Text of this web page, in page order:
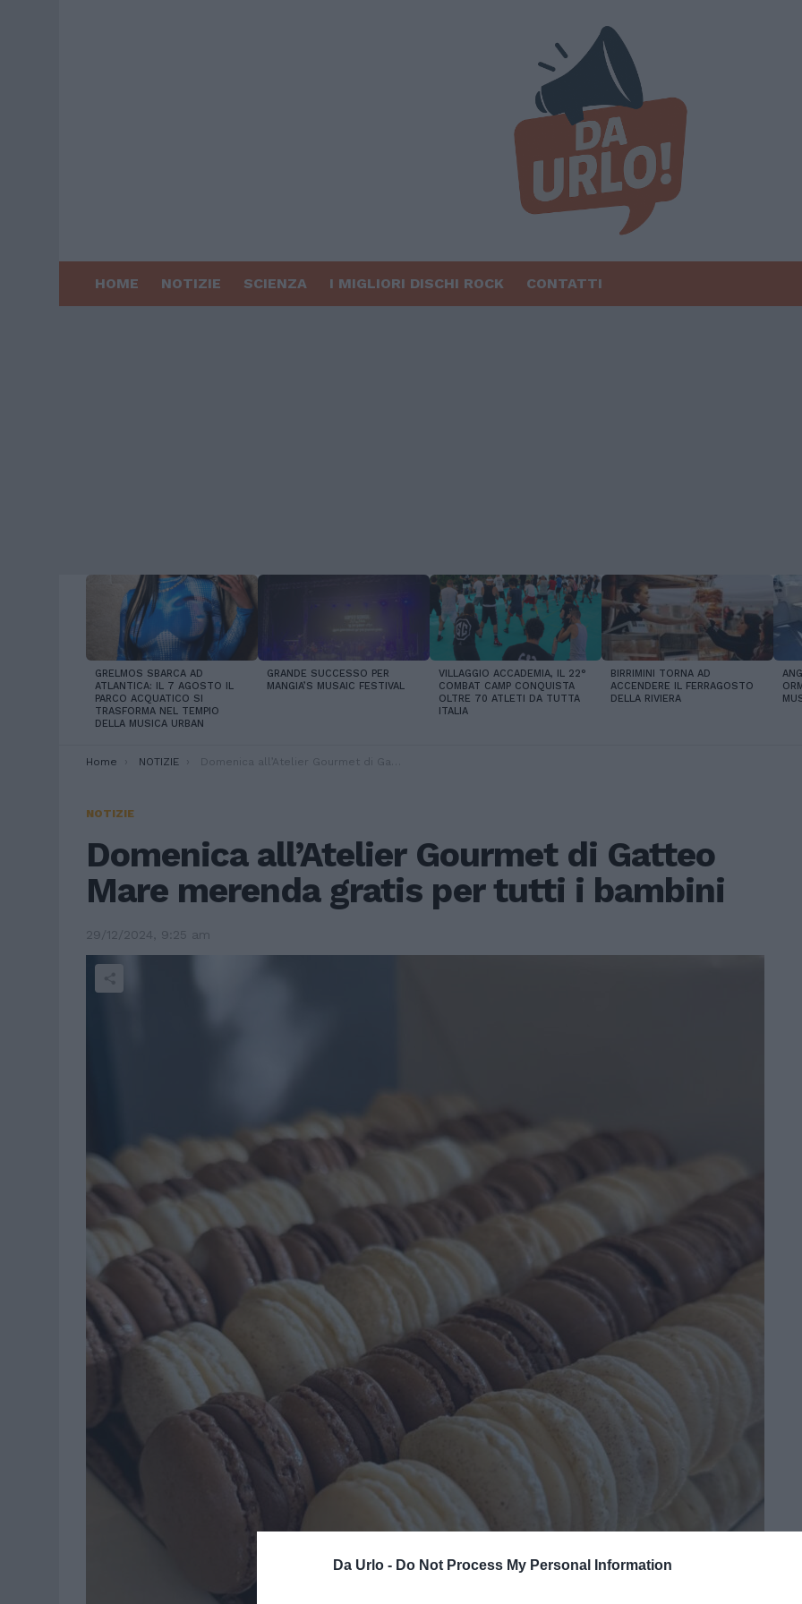
Da Urlo - Do Not Process My Personal Information
HOME NOTIZIE SCIENZA I MIGLIORI DISCHI ROCK CONTATTI
LATEST
STORIES
GRELMOS SBARCA AD
ATLANTICA: IL 7 AGOSTO IL
PARCO ACQUATICO SI
TRASFORMA NEL TEMPIO
DELLA MUSICA URBAN
GRANDE SUCCESSO PER
MANGIA’S MUSAIC FESTIVAL
VILLAGGIO ACCADEMIA, IL 22°
COMBAT CAMP CONQUISTA
OLTRE 70 ATLETI DA TUTTA
ITALIA
BIRRIMINI TORNA AD
ACCENDERE IL FERRAGOSTO
DELLA RIVIERA
You are here:
Home NOTIZIE Domenica all’Atelier Gourmet di Gatteo Mare merenda gratis per tutti i bambini
NOTIZIE
Domenica all’Atelier Gourmet di Gatteo
Mare merenda gratis per tutti i bambini
29/12/2024, 9:25 am